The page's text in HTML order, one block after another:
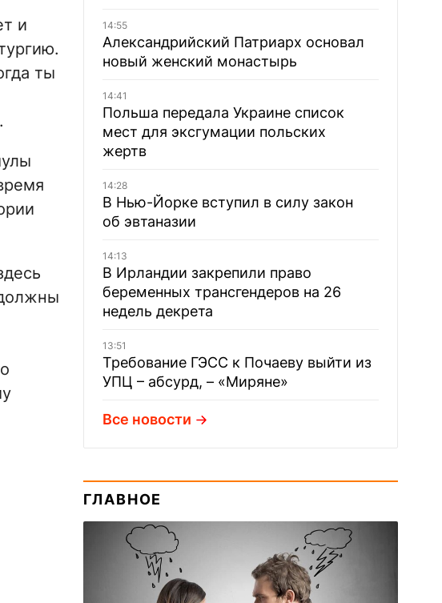
и
ты
14:55
Александрийский Патриарх основал
новый женский монастырь
14:41
Польша передала Украине список
мест для эксгумации польских
жертв
14:28
В Нью-Йорке вступил в силу закон
об эвтаназии
14:13
В Ирландии закрепили право
беременных трансгендеров на 26
недель декрета
13:51
Требование ГЭСС к Почаеву выйти из
УПЦ – абсурд, – «Миряне»
Все новости
ГЛАВНОЕ